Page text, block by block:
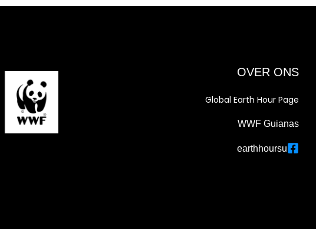
OVER ONS
Global Earth Hour Page
WWF Guianas
earthhoursu